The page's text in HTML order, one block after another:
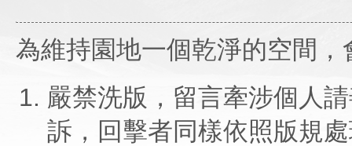
為維持園地一個乾淨的空間
嚴禁洗版，留言牽涉個人
訴，回擊者同樣依照版規